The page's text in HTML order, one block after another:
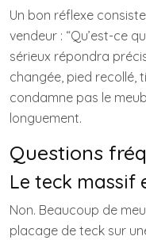
Un bon réflexe
vendeur : “Qu’est-ce
sérieux répondra
changée, pied recollé,
condamne pas le
longuement.
Questions
Le teck massif
Non. Beaucoup de
placage de teck sur